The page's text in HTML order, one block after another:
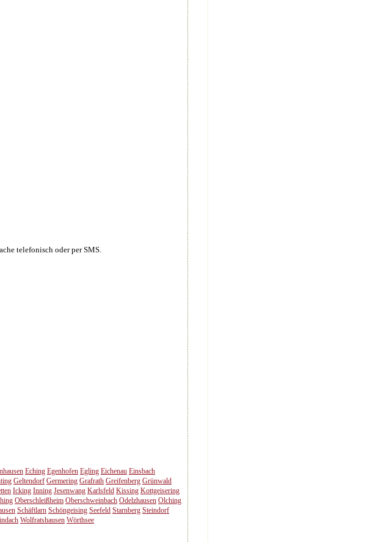
telefonisch oder per SMS.
Eching Egenhofen Egling Eichenau Einsbach
Geltendorf Germering Grafrath Greifenberg Grünwald
Icking Inning Jesenwang Karlsfeld Kissing Kottgeisering
Oberschleißheim Oberschweinbach Odelzhausen Olching
Schäftlarn Schöngeising Seefeld Starnberg Steindorf
Wolfratshausen Wörthsee